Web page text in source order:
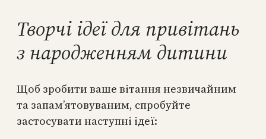
Творчі ідеї для привітань
з народженням дитини
Щоб зробити ваше вітання незвичайним
та запам’ятовуваним, спробуйте
застосувати наступні ідеї: